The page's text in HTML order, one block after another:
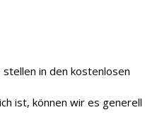
in den kostenlosen
ist, können wir es generell